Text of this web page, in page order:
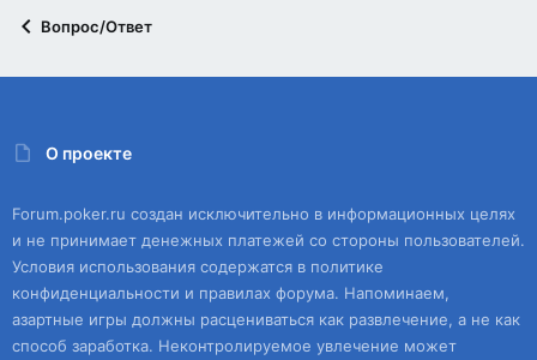
Вопрос/Ответ
О проекте
Forum.poker.ru создан исключительно в информационных целях
и не принимает денежных платежей со стороны пользователей.
Условия использования содержатся в политике
конфиденциальности и правилах форума. Напоминаем,
азартные игры должны расцениваться как развлечение, а не как
способ заработка. Неконтролируемое увлечение может